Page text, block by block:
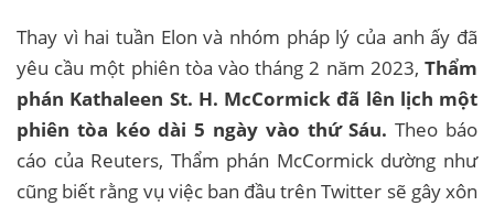
Thay vì hai tuần Elon và nhóm pháp lý của anh ấy đã
yêu cầu một phiên tòa vào tháng 2 năm 2023, Thẩm
phán Kathaleen St. H. McCormick đã lên lịch một
phiên tòa kéo dài 5 ngày vào thứ Sáu.Theo báo
cáo của Reuters, Thẩm phán McCormick dường như
cũng biết rằng vụ việc ban đầu trên Twitter sẽ gây xôn